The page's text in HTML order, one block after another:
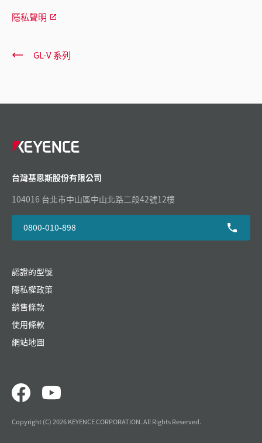
隱私聲明
GL-V 系列
台灣基恩斯股份有限公司
104016 台北市中山區中山北路二段42號12樓
0800-010-898
認證的型號
隱私權政策
銷售條款
使用條款
網站地圖
Copyright (C) 2026 KEYENCE CORPORATION. All Rights Reserved.